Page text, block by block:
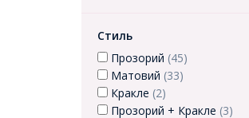
Стиль
Прозорий (45)
Матовий (33)
Кракле (2)
Прозорий + Кракле (3)